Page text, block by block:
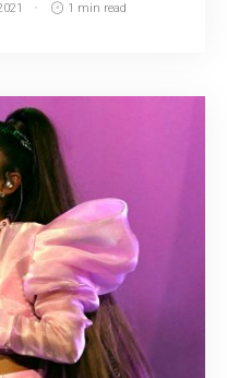
1 min read